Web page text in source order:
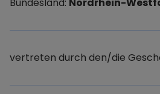
vertreten durch den/die